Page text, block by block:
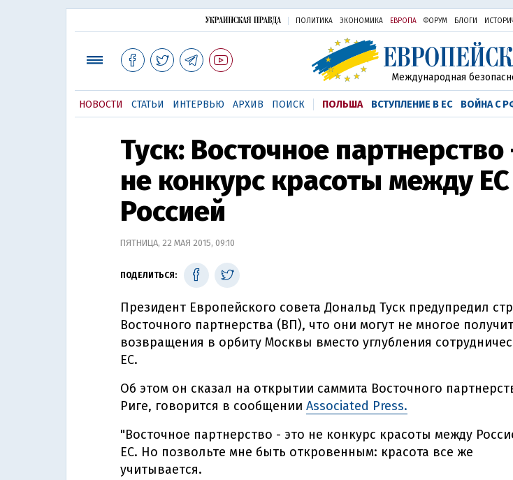
ПОЛИТИКА ЭКОНОМИКА ЕВРОПА ФОРУМ БЛОГИ
Международная
НОВОСТИ СТАТЬИ ИНТЕРВЬЮ АРХИВ ПОИСК ПОЛЬША ВСТУПЛЕНИЕ В ЕС ВОЙНА С
Туск: Восточное партнерство
не конкурс красоты между
Россией
ПЯТНИЦА, 22 МАЯ 2015, 09:10
ПОДЕЛИТЬСЯ:
Президент Европейского совета Дональд Туск предупредил
Восточного партнерства (ВП), что они могут не многое
возвращения в орбиту Москвы вместо углубления
ЕС.
Об этом он сказал на открытии саммита Восточного
Риге, говорится в сообщении Associated Press.
"Восточное партнерство - это не конкурс красоты между
ЕС. Но позвольте мне быть откровенным: красота все же
учитывается.